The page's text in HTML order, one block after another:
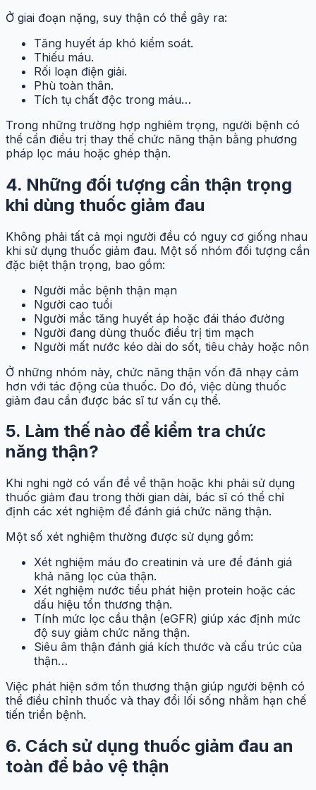
Ở giai đoạn nặng, suy thận có thể gây ra:
Tăng huyết áp khó kiểm soát.
Thiếu máu.
Rối loạn điện giải.
Phù toàn thân.
Tích tụ chất độc trong máu…
Trong những trường hợp nghiêm trọng, người bệnh có
thể cần điều trị thay thế chức năng thận bằng phương
pháp lọc máu hoặc ghép thận.
4. Những đối tượng cần thận trọng
khi dùng thuốc giảm đau
Không phải tất cả mọi người đều có nguy cơ giống nhau
khi sử dụng thuốc giảm đau. Một số nhóm đối tượng cần
đặc biệt thận trọng, bao gồm:
Người mắc bệnh thận mạn
Người cao tuổi
Người mắc tăng huyết áp hoặc đái tháo đường
Người đang dùng thuốc điều trị tim mạch
Người mất nước kéo dài do sốt, tiêu chảy hoặc nôn
Ở những nhóm này, chức năng thận vốn đã nhạy cảm
hơn với tác động của thuốc. Do đó, việc dùng thuốc
giảm đau cần được bác sĩ tư vấn cụ thể.
5. Làm thế nào để kiểm tra chức
năng thận?
Khi nghi ngờ có vấn đề về thận hoặc khi phải sử dụng
thuốc giảm đau trong thời gian dài, bác sĩ có thể chỉ
định các xét nghiệm để đánh giá chức năng thận.
Một số xét nghiệm thường được sử dụng gồm:
Xét nghiệm máu đo creatinin và ure để đánh giá
khả năng lọc của thận.
Xét nghiệm nước tiểu phát hiện protein hoặc các
dấu hiệu tổn thương thận.
Tính mức lọc cầu thận (eGFR) giúp xác định mức
độ suy giảm chức năng thận.
Siêu âm thận đánh giá kích thước và cấu trúc của
thận…
Việc phát hiện sớm tổn thương thận giúp người bệnh có
thể điều chỉnh thuốc và thay đổi lối sống nhằm hạn chế
tiến triển bệnh.
6. Cách sử dụng thuốc giảm đau an
toàn để bảo vệ thận